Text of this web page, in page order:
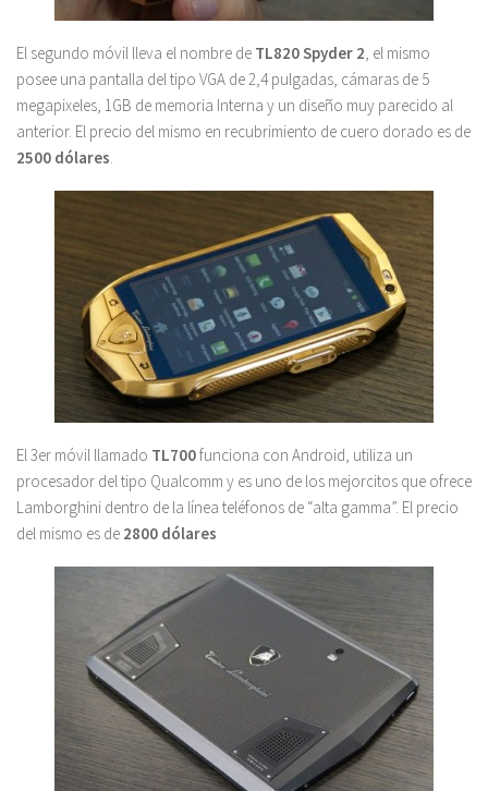
El segundo móvil lleva el nombre de TL820 Spyder 2, el mismo
posee una pantalla del tipo VGA de 2,4 pulgadas, cámaras de 5
megapixeles, 1GB de memoria Interna y un diseño muy parecido al
anterior. El precio del mismo en recubrimiento de cuero dorado es de
2500 dólares.
El 3er móvil llamado TL700funciona con Android, utiliza un
procesador del tipo Qualcomm y es uno de los mejorcitos que ofrece
Lamborghini dentro de la línea teléfonos de “alta gamma”. El precio
del mismo es de 2800 dólares